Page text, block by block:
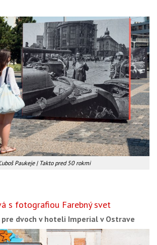
Paukeje | Takto pred 50 rokmi
s fotografiou Farebný svet
dvoch v hoteli Imperial v Ostrave